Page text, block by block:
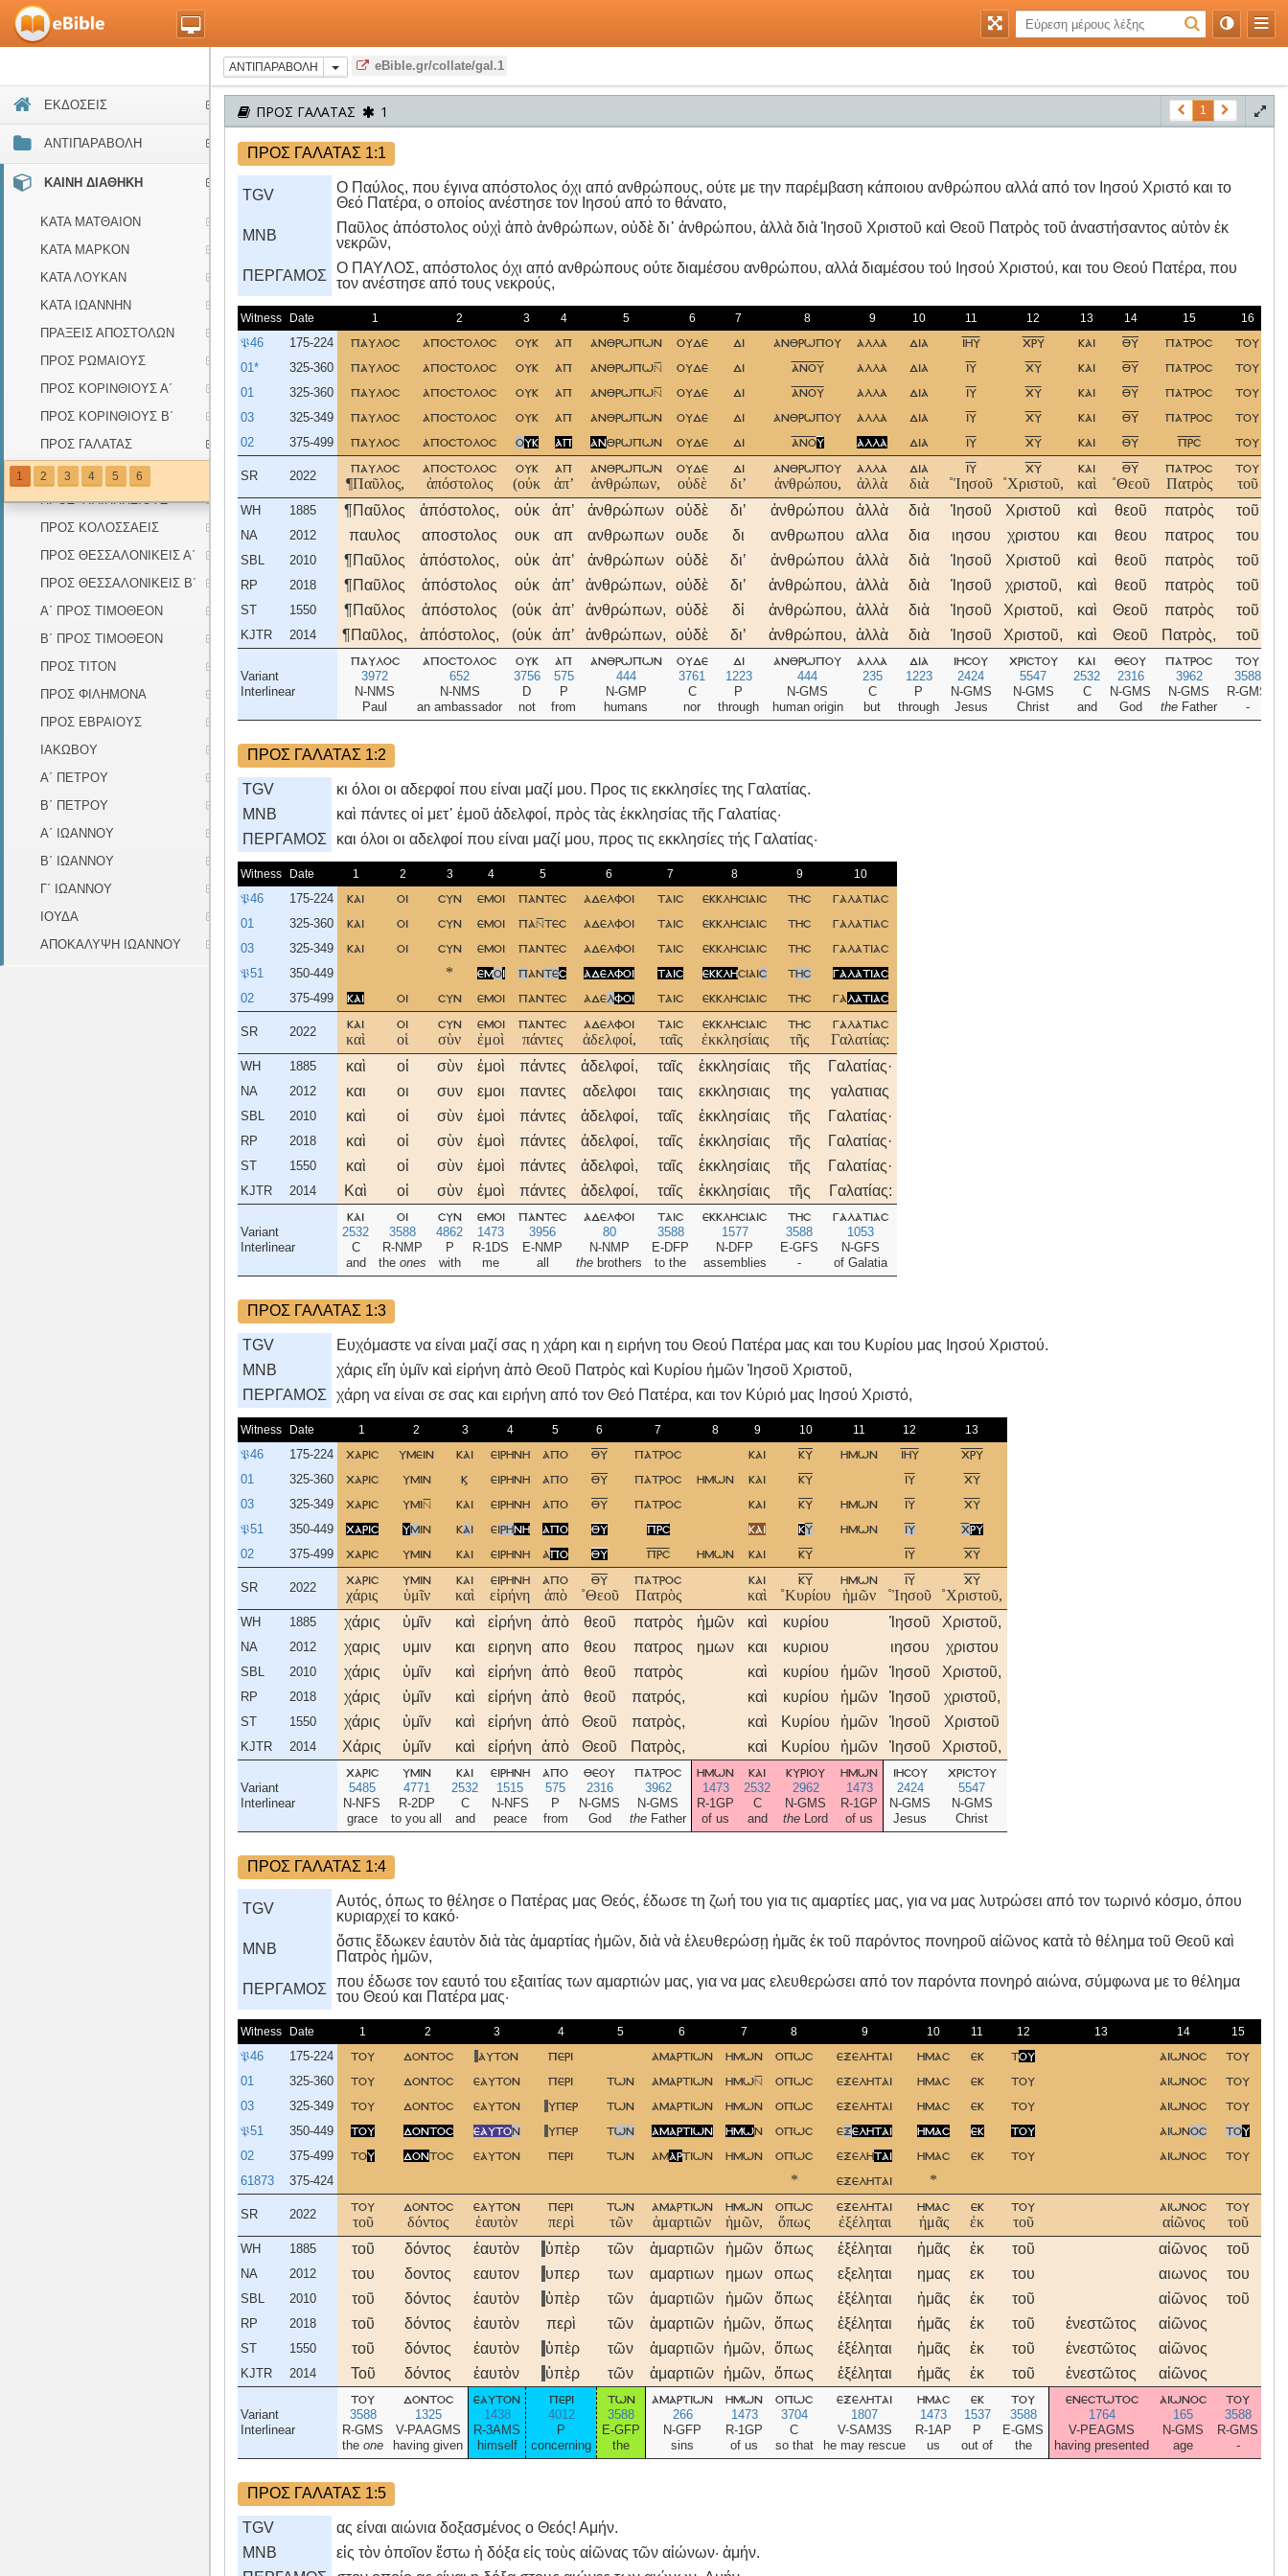
ΕΚΔΟΣΕΙΣ
ΑΝΤΙΠΑΡΑΒΟΛΗ
ΚΑΙΝΗ ΔΙΑΘΗΚΗ
ΚΑΤΑ ΜΑΤΘΑΙΟΝ
ΚΑΤΑ ΜΑΡΚΟΝ
ΚΑΤΑ ΛΟΥΚΑΝ
ΚΑΤΑ ΙΩΑΝΝΗΝ
ΠΡΑΞΕΙΣ ΑΠΟΣΤΟΛΩΝ
ΠΡΟΣ ΡΩΜΑΙΟΥΣ
ΠΡΟΣ ΚΟΡΙΝΘΙΟΥΣ Α΄
ΠΡΟΣ ΚΟΡΙΝΘΙΟΥΣ Β΄
ΠΡΟΣ ΓΑΛΑΤΑΣ
1 2 3 4 5 6
ΠΡΟΣ ΕΦΕΣΙΟΥΣ
ΠΡΟΣ ΦΙΛΙΠΠΗΣΙΟΥΣ
ΠΡΟΣ ΚΟΛΟΣΣΑΕΙΣ
ΠΡΟΣ ΘΕΣΣΑΛΟΝΙΚΕΙΣ Α΄
ΠΡΟΣ ΘΕΣΣΑΛΟΝΙΚΕΙΣ Β΄
Α΄ ΠΡΟΣ ΤΙΜΟΘΕΟΝ
Β΄ ΠΡΟΣ ΤΙΜΟΘΕΟΝ
ΠΡΟΣ ΤΙΤΟΝ
ΠΡΟΣ ΦΙΛΗΜΟΝΑ
ΠΡΟΣ ΕΒΡΑΙΟΥΣ
ΙΑΚΩΒΟΥ
Α΄ ΠΕΤΡΟΥ
Β΄ ΠΕΤΡΟΥ
Α΄ ΙΩΑΝΝΟΥ
Β΄ ΙΩΑΝΝΟΥ
Γ΄ ΙΩΑΝΝΟΥ
ΙΟΥΔΑ
ΑΠΟΚΑΛΥΨΗ ΙΩΑΝΝΟΥ
ΑΝΤΙΠΑΡΑΒΟΛΗ eBible.gr/collate/gal.1
ΠΡΟΣ ΓΑΛΑΤΑΣ 1 1
ΠΡΟΣ ΓΑΛΑΤΑΣ 1:1
TGV
Ο Παύλος, που έγινα απόστολος όχι από ανθρώπους, ούτε με την παρέμβαση κάποιου ανθρώπου αλλά από τον Ιησού Χριστό και το
Θεό Πατέρα, ο οποίος ανέστησε τον Ιησού από το θάνατο,
MNB
Παῦλος ἀπόστολος οὐχὶ ἀπὸ ἀνθρώπων, οὐδὲ δι᾿ ἀνθρώπου, ἀλλὰ διὰ Ἰησοῦ Χριστοῦ καὶ Θεοῦ Πατρὸς τοῦ ἀναστήσαντος αὐτὸν ἐκ
νεκρῶν,
ΠΕΡΓΑΜΟΣ
O ΠAYΛOΣ, απόστολος όχι από ανθρώπους ούτε διαμέσου ανθρώπου, αλλά διαμέσου τού Iησού Xριστού, και του Θεού Πατέρα, που
τον ανέστησε από τους νεκρούς,
Witness Date 1 2 3 4 5 6 7 8 9 10 11 12 13 14 15 16
𝔓46 175-224 παυλοσ αποστολοσ ουκ απ ανθρωπων ουδε δι ανθρωπου αλλα δια ιηυ χρυ και θυ πατροσ του
01* 325-360 παυλοσ αποστολοσ ουκ απ ανθρωπω ουδε δι ανου αλλα δια ιυ χυ και θυ πατροσ του
01 325-360 παυλοσ αποστολοσ ουκ απ ανθρωπω ουδε δι ανου αλλα δια ιυ χυ και θυ πατροσ του
03 325-349 παυλοσ αποστολοσ ουκ απ ανθρωπων ουδε δι ανθρωπου αλλα δια ιυ χυ και θυ πατροσ του
02 375-499 παυλοσ αποστολοσ ουκ απ ανθρωπων ουδε δι ανου αλλα δια ιυ χυ και θυ πρσ του
SR 2022
παυλοσ
¶Παῦλος,
αποστολοσ
ἀπόστολος
ουκ
(οὐκ
απ
ἀπʼ
ανθρωπων
ἀνθρώπων,
ουδε
οὐδὲ
δι
διʼ
ανθρωπου
ἀνθρώπου,
αλλα
ἀλλὰ
δια
διὰ
ιυ
˚Ἰησοῦ
χυ
˚Χριστοῦ,
και
καὶ
θυ
˚Θεοῦ
πατροσ
Πατρὸς
του
τοῦ
WH 1885 ¶Παῦλος ἀπόστολος, οὐκ ἀπʼ ἀνθρώπων οὐδὲ διʼ ἀνθρώπου ἀλλὰ διὰ Ἰησοῦ Χριστοῦ καὶ θεοῦ πατρὸς τοῦ
NA 2012 παυλος αποστολος ουκ απ ανθρωπων ουδε δι ανθρωπου αλλα δια ιησου χριστου και θεου πατρος του
SBL 2010 ¶Παῦλος ἀπόστολος, οὐκ ἀπʼ ἀνθρώπων οὐδὲ διʼ ἀνθρώπου ἀλλὰ διὰ Ἰησοῦ Χριστοῦ καὶ θεοῦ πατρὸς τοῦ
RP 2018 ¶Παῦλος ἀπόστολος οὐκ ἀπʼ ἀνθρώπων, οὐδὲ διʼ ἀνθρώπου, ἀλλὰ διὰ Ἰησοῦ χριστοῦ, καὶ θεοῦ πατρὸς τοῦ
ST 1550 ¶Παῦλος ἀπόστολος (οὐκ ἀπʼ ἀνθρώπων, οὐδὲ δἰ ἀνθρώπου, ἀλλὰ διὰ Ἰησοῦ Χριστοῦ, καὶ Θεοῦ πατρὸς τοῦ
KJTR 2014 ¶Παῦλος, ἀπόστολος, (οὐκ ἀπʼ ἀνθρώπων, οὐδὲ διʼ ἀνθρώπου, ἀλλὰ διὰ Ἰησοῦ Χριστοῦ, καὶ Θεοῦ Πατρὸς, τοῦ
Variant
Interlinear
παυλοσ
3972
N-NMS
Paul
αποστολοσ
652
N-NMS
an ambassador
ουκ
3756
D
not
απ
575
P
from
ανθρωπων
444
N-GMP
humans
ουδε
3761
C
nor
δι
1223
P
through
ανθρωπου
444
N-GMS
human origin
αλλα
235
C
but
δια
1223
P
through
ιησου
2424
N-GMS
Jesus
χριστου
5547
N-GMS
Christ
και
2532
C
and
θεου
2316
N-GMS
God
πατροσ
3962
N-GMS
the Father
του
3588
R-GMS
-
ΠΡΟΣ ΓΑΛΑΤΑΣ 1:2
TGV
κι όλοι οι αδερφοί που είναι μαζί μου. Προς τις εκκλησίες της Γαλατίας.
MNB
καὶ πάντες οἱ μετ᾿ ἐμοῦ ἀδελφοί, πρὸς τὰς ἐκκλησίας τῆς Γαλατίας·
ΠΕΡΓΑΜΟΣ
και όλοι οι αδελφοί που είναι μαζί μου, προς τις εκκλησίες τής Γαλατίας·
Witness Date 1 2 3 4 5 6 7 8 9 10
𝔓46 175-224 και οι συν εμοι παντεσ αδελφοι ταισ εκκλησιαισ τησ γαλατιασ
01 325-360 και οι συν εμοι πατεσ αδελφοι ταισ εκκλησιαισ τησ γαλατιασ
03 325-349 και οι συν εμοι παντεσ αδελφοι ταισ εκκλησιαισ τησ γαλατιασ
𝔓51 350-449 * εμοι παντεσ αδελφοι ταισ εκκλησιαισ τησ γαλατιασ
02 375-499 και οι συν εμοι παντεσ αδελφοι ταισ εκκλησιαισ τησ γαλατιασ
SR 2022
και
καὶ
οι
οἱ
συν
σὺν
εμοι
ἐμοὶ
παντεσ
πάντες
αδελφοι
ἀδελφοί,
ταισ
ταῖς
εκκλησιαισ
ἐκκλησίαις
τησ
τῆς
γαλατιασ
Γαλατίας:
WH 1885 καὶ οἱ σὺν ἐμοὶ πάντες ἀδελφοί, ταῖς ἐκκλησίαις τῆς Γαλατίας·
NA 2012 και οι συν εμοι παντες αδελφοι ταις εκκλησιαις της γαλατιας
SBL 2010 καὶ οἱ σὺν ἐμοὶ πάντες ἀδελφοί, ταῖς ἐκκλησίαις τῆς Γαλατίας·
RP 2018 καὶ οἱ σὺν ἐμοὶ πάντες ἀδελφοί, ταῖς ἐκκλησίαις τῆς Γαλατίας·
ST 1550 καὶ οἱ σὺν ἐμοὶ πάντες ἀδελφοὶ, ταῖς ἐκκλησίαις τῆς Γαλατίας·
KJTR 2014 Καὶ οἱ σὺν ἐμοὶ πάντες ἀδελφοί, ταῖς ἐκκλησίαις τῆς Γαλατίας:
Variant
Interlinear
και
2532
C
and
οι
3588
R-NMP
the ones
συν
4862
P
with
εμοι
1473
R-1DS
me
παντεσ
3956
E-NMP
all
αδελφοι
80
N-NMP
the brothers
ταισ
3588
E-DFP
to the
εκκλησιαισ
1577
N-DFP
assemblies
τησ
3588
E-GFS
-
γαλατιασ
1053
N-GFS
of Galatia
ΠΡΟΣ ΓΑΛΑΤΑΣ 1:3
TGV
Ευχόμαστε να είναι μαζί σας η χάρη και η ειρήνη του Θεού Πατέρα μας και του Κυρίου μας Ιησού Χριστού.
MNB
χάρις εἴη ὑμῖν καὶ εἰρήνη ἀπὸ Θεοῦ Πατρὸς καὶ Κυρίου ἡμῶν Ἰησοῦ Χριστοῦ,
ΠΕΡΓΑΜΟΣ
χάρη να είναι σε σας και ειρήνη από τον Θεό Πατέρα, και τον Kύριό μας Iησού Xριστό,
Witness Date 1 2 3 4 5 6 7 8 9 10 11 12 13
𝔓46 175-224 χαρισ υμειν και ειρηνη απο θυ πατροσ και κυ ημων ιηυ χρυ
01 325-360 χαρισ υμιν ϗ ειρηνη απο θυ πατροσ ημων και κυ ιυ χυ
03 325-349 χαρισ υμι και ειρηνη απο θυ πατροσ και κυ ημων ιυ χυ
𝔓51 350-449 χαρισ υμιν και ειρηνη απο θυ πρσ και κυ ημων ιυ χρυ
02 375-499 χαρισ υμιν και ειρηνη απο θυ πρσ ημων και κυ ιυ χυ
SR 2022
χαρισ
χάρις
υμιν
ὑμῖν
και
καὶ
ειρηνη
εἰρήνη
απο
ἀπὸ
θυ
˚Θεοῦ
πατροσ
Πατρὸς
και
καὶ
κυ
˚Κυρίου
ημων
ἡμῶν
ιυ
˚Ἰησοῦ
χυ
˚Χριστοῦ,
WH 1885 χάρις ὑμῖν καὶ εἰρήνη ἀπὸ θεοῦ πατρὸς ἡμῶν καὶ κυρίου Ἰησοῦ Χριστοῦ,
NA 2012 χαρις υμιν και ειρηνη απο θεου πατρος ημων και κυριου ιησου χριστου
SBL 2010 χάρις ὑμῖν καὶ εἰρήνη ἀπὸ θεοῦ πατρὸς καὶ κυρίου ἡμῶν Ἰησοῦ Χριστοῦ,
RP 2018 χάρις ὑμῖν καὶ εἰρήνη ἀπὸ θεοῦ πατρός, καὶ κυρίου ἡμῶν Ἰησοῦ χριστοῦ,
ST 1550 χάρις ὑμῖν καὶ εἰρήνη ἀπὸ Θεοῦ πατρὸς, καὶ Κυρίου ἡμῶν Ἰησοῦ Χριστοῦ
KJTR 2014 Χάρις ὑμῖν καὶ εἰρήνη ἀπὸ Θεοῦ Πατρὸς, καὶ Κυρίου ἡμῶν Ἰησοῦ Χριστοῦ,
Variant
Interlinear
χαρισ
5485
N-NFS
grace
υμιν
4771
R-2DP
to you all
και
2532
C
and
ειρηνη
1515
N-NFS
peace
απο
575
P
from
θεου
2316
N-GMS
God
πατροσ
3962
N-GMS
the Father
ημων
1473
R-1GP
of us
και
2532
C
and
κυριου
2962
N-GMS
the Lord
ημων
1473
R-1GP
of us
ιησου
2424
N-GMS
Jesus
χριστου
5547
N-GMS
Christ
ΠΡΟΣ ΓΑΛΑΤΑΣ 1:4
TGV
Αυτός, όπως το θέλησε ο Πατέρας μας Θεός, έδωσε τη ζωή του για τις αμαρτίες μας, για να μας λυτρώσει από τον τωρινό κόσμο, όπου
κυριαρχεί το κακό·
MNB
ὅστις ἔδωκεν ἑαυτὸν διὰ τὰς ἁμαρτίας ἡμῶν, διὰ νὰ ἐλευθερώσῃ ἡμᾶς ἐκ τοῦ παρόντος πονηροῦ αἰῶνος κατὰ τὸ θέλημα τοῦ Θεοῦ καὶ
Πατρὸς ἡμῶν,
ΠΕΡΓΑΜΟΣ
που έδωσε τον εαυτό του εξαιτίας των αμαρτιών μας, για να μας ελευθερώσει από τον παρόντα πονηρό αιώνα, σύμφωνα με το θέλημα
του Θεού και Πατέρα μας·
Witness Date 1 2 3 4 5 6 7 8 9 10 11 12 13 14 15
𝔓46 175-224 του δοντοσ αυτον περι αμαρτιων ημων οπωσ εξεληται ημασ εκ του αιωνοσ του
01 325-360 του δοντοσ εαυτον περι των αμαρτιων ημω οπωσ εξεληται ημασ εκ του αιωνοσ του
03 325-349 του δοντοσ εαυτον υπερ των αμαρτιων ημων οπωσ εξεληται ημασ εκ του αιωνοσ του
𝔓51 350-449 του δοντοσ εαυτον υπερ των αμαρτιων ημων οπωσ εξεληται ημασ εκ του αιωνοσ του
02 375-499 του δοντοσ εαυτον περι των αμαρτιων ημων οπωσ εξεληται ημασ εκ του αιωνοσ του
61873 375-424 * εξεληται *
SR 2022
του
τοῦ
δοντοσ
δόντος
εαυτον
ἑαυτὸν
περι
περὶ
των
τῶν
αμαρτιων
ἁμαρτιῶν
ημων
ἡμῶν,
οπωσ
ὅπως
εξεληται
ἐξέληται
ημασ
ἡμᾶς
εκ
ἐκ
του
τοῦ
αιωνοσ
αἰῶνος
του
τοῦ
WH 1885 τοῦ δόντος ἑαυτὸν ὑπὲρ τῶν ἁμαρτιῶν ἡμῶν ὅπως ἐξέληται ἡμᾶς ἐκ τοῦ αἰῶνος τοῦ
NA 2012 του δοντος εαυτον υπερ των αμαρτιων ημων οπως εξεληται ημας εκ του αιωνος του
SBL 2010 τοῦ δόντος ἑαυτὸν ὑπὲρ τῶν ἁμαρτιῶν ἡμῶν ὅπως ἐξέληται ἡμᾶς ἐκ τοῦ αἰῶνος τοῦ
RP 2018 τοῦ δόντος ἑαυτὸν περὶ τῶν ἁμαρτιῶν ἡμῶν, ὅπως ἐξέληται ἡμᾶς ἐκ τοῦ ἐνεστῶτος αἰῶνος
ST 1550 τοῦ δόντος ἑαυτὸν ὑπὲρ τῶν ἁμαρτιῶν ἡμῶν, ὅπως ἐξέληται ἡμᾶς ἐκ τοῦ ἐνεστῶτος αἰῶνος
KJTR 2014 Τοῦ δόντος ἑαυτὸν ὑπὲρ τῶν ἁμαρτιῶν ἡμῶν, ὅπως ἐξέληται ἡμᾶς ἐκ τοῦ ἐνεστῶτος αἰῶνος
Variant
Interlinear
του
3588
R-GMS
the one
δοντοσ
1325
V-PAAGMS
having given
εαυτον
1438
R-3AMS
himself
περι
4012
P
concerning
των
3588
E-GFP
the
αμαρτιων
266
N-GFP
sins
ημων
1473
R-1GP
of us
οπωσ
3704
C
so that
εξεληται
1807
V-SAM3S
he may rescue
ημασ
1473
R-1AP
us
εκ
1537
P
out of
του
3588
E-GMS
the
ενεστωτοσ
1764
V-PEAGMS
having presented
αιωνοσ
165
N-GMS
age
του
3588
R-GMS
-
ΠΡΟΣ ΓΑΛΑΤΑΣ 1:5
TGV
ας είναι αιώνια δοξασμένος ο Θεός! Αμήν.
MNB
εἰς τὸν ὁποῖον ἔστω ἡ δόξα εἰς τοὺς αἰῶνας τῶν αἰώνων· ἀμήν.